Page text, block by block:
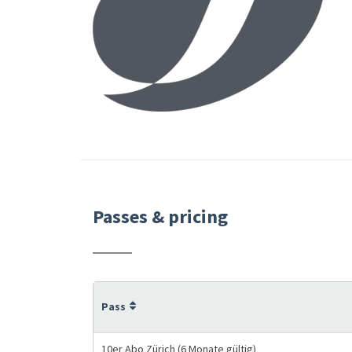
Passes & pricing
Pass
10er Abo Zürich (6 Monate gültig)